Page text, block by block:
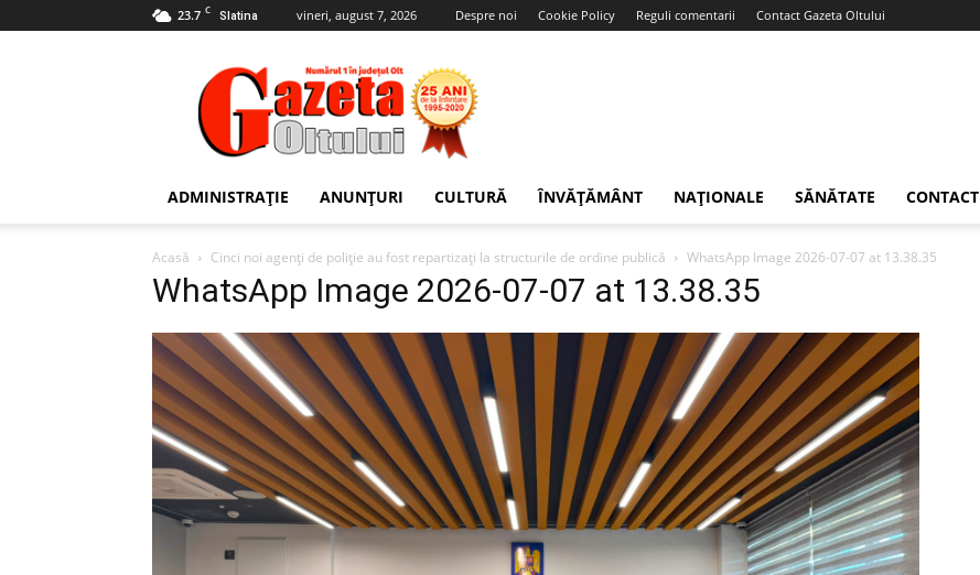
23.7 C Slatina vineri, august 7, 2026 Despre noi Cookie Policy Reguli comentarii Contact Gazeta Oltului
Gazeta
Oltului
ADMINISTRAȚIE ANUNȚURI CULTURĂ ÎNVĂȚĂMÂNT NAȚIONALE SĂNĂTATE CONTACT
Acasă Cinci noi agenți de poliție au fost repartizați la structurile de ordine publică WhatsApp Image 2026-07-07 at 13.38.35
WhatsApp Image 2026-07-07 at 13.38.35